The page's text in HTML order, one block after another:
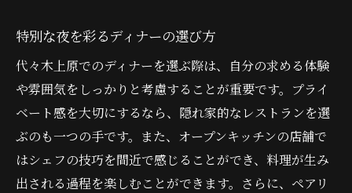
特別な夜を彩るディナーの選び方
代々木上原でのディナーを選ぶ際は、自分の求める体験
や雰囲気をしっかりと考慮することが重要です。プライ
ベート感を大切にするなら、隠れ家的なレストランを選
ぶのも一つの手です。また、オープンキッチンの店舗で
はシェフの技巧を間近で感じることができ、料理が生み
出される過程を楽しむことができます。さらに、ペアリ